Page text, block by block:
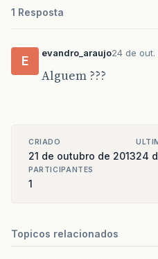
1 Resposta
E
evandro_araujo24 de out.
Alguem ???
CRIADO
21 de outubro de 201324
PARTICIPANTES
1
Topicos relacionados